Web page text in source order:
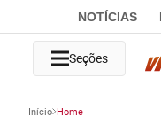
NOTÍCIAS
Seções
Início Home